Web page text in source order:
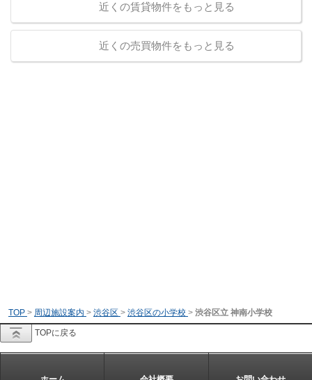
近くの賃貸物件をもっと見る
近くの売買物件をもっと見る
TOP > 周辺施設案内 > 渋谷区 > 渋谷区の小学校 > 渋谷区立 神南小学校
TOPに戻る